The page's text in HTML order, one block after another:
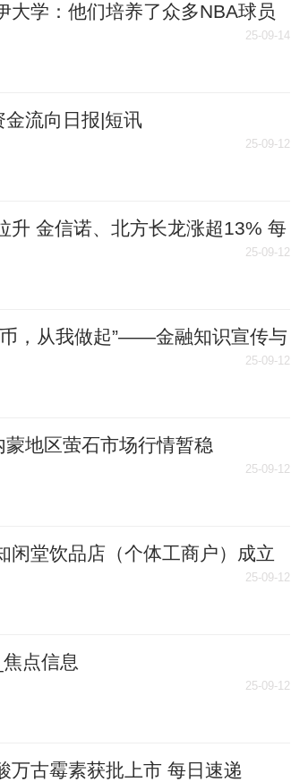
大学：他们培养了众多NBA球员
25-09-14
流向日报|短讯
25-09-12
升 金信诺、北方长龙涨超13% 每
25-09-12
，从我做起”——金融知识宣传与
25-09-12
地区萤石市场行情暂稳
25-09-12
闲堂饮品店（个体工商户）成立
25-09-12
点信息
25-09-12
万古霉素获批上市 每日速递